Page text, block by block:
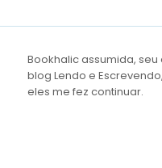
Bookhalic assumida,
blog Lendo e
eles me fez continuar.